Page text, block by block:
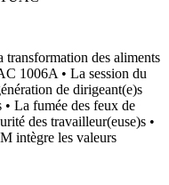
transformation des aliments
1006A • La session du
de dirigeant(e)s
La fumée des feux de
des travailleur(euse)s •
intègre les valeurs